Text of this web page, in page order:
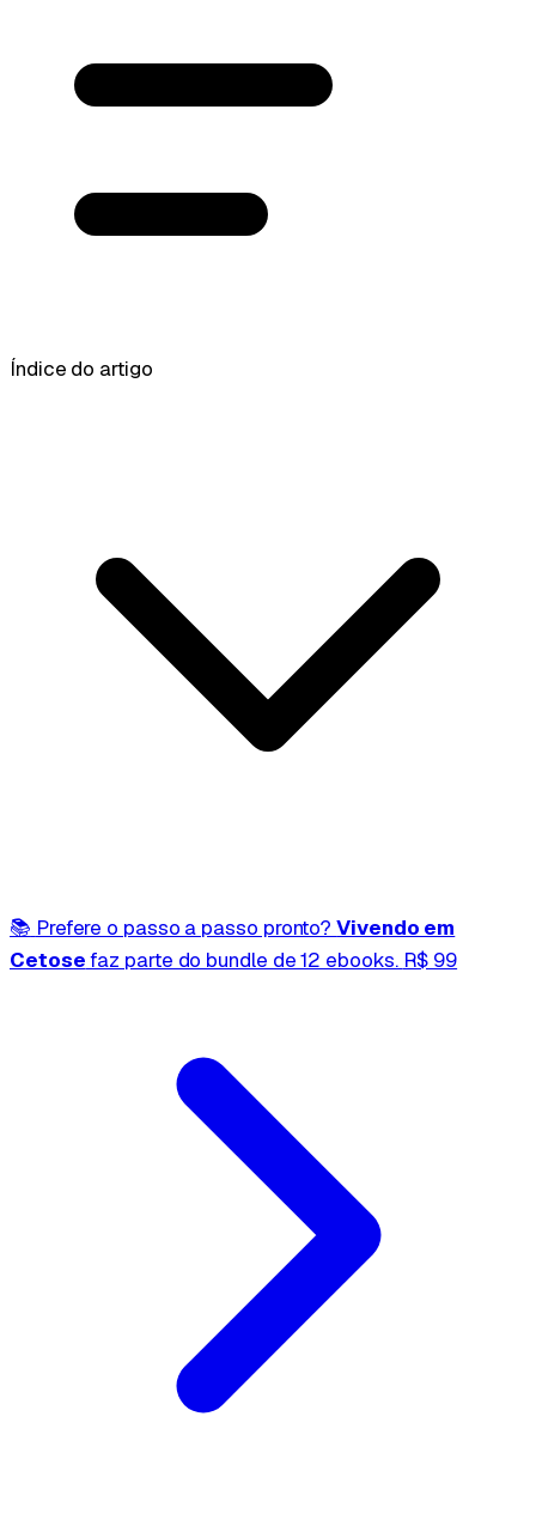
Índice do artigo
📚 Prefere o passo a passo pronto?Vivendo em
Cetosefaz parte do bundle de 12 ebooks. R$ 99